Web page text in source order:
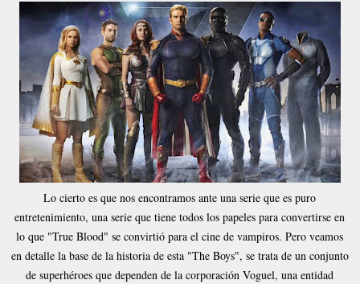
Lo cierto es que nos encontramos ante una serie que es puro
entretenimiento, una serie que tiene todos los papeles para convertirse en
lo que "True Blood" se convirtió para el cine de vampiros. Pero veamos
en detalle la base de la historia de esta "The Boys", se trata de un conjunto
de superhéroes que dependen de la corporación Voguel, una entidad